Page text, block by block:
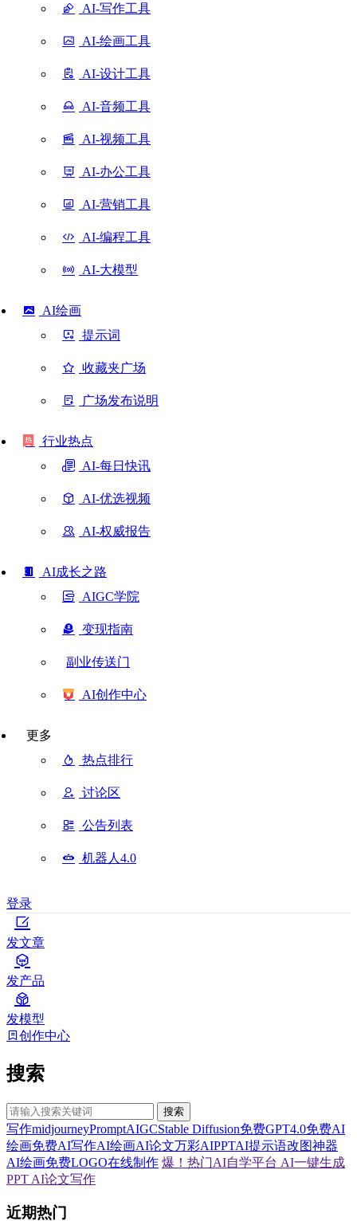
AI-写作工具
AI-绘画工具
AI-设计工具
AI-音频工具
AI-视频工具
AI-办公工具
AI-营销工具
AI-编程工具
AI-大模型
AI绘画
提示词
收藏夹广场
广场发布说明
行业热点
AI-每日快讯
AI-优选视频
AI-权威报告
AI成长之路
AIGC学院
变现指南
副业传送门
AI创作中心
更多
热点排行
讨论区
公告列表
机器人4.0
登录
发文章
发产品
发模型
创作中心
搜索
搜索
写作midjourneyPromptAIGCStable Diffusion免费GPT4.0免费AI
绘画免费AI写作AI绘画AI论文万彩AIPPTAI提示语改图神器
AI绘画免费LOGO在线制作 爆！热门AI自学平台 AI一键生成
PPT AI论文写作
近期热门